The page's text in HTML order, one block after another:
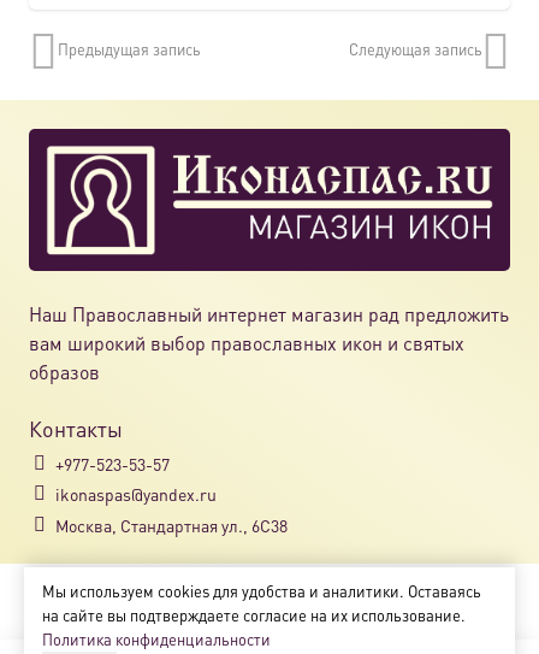
Предыдущая запись Следующая запись
Наш Православный интернет магазин рад предложить
вам широкий выбор православных икон и святых
образов
Контакты
+977-523-53-57
ikonaspas@yandex.ru
Москва, Стандартная ул., 6С38
Copyright © 2018-2025
Магазин православных икон «ikonaspas.ru»
Мы используем cookies для удобства и аналитики. Оставаясь
на сайте вы подтверждаете согласие на их использование.
Политика конфиденциальности